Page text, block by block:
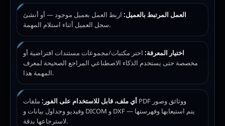
العمل المرتبط بالعميل: اربط العمل بعميل موجود — أو أنشئ
سجل العميل أثناء استلام المهمة.
اختيار المعرفة: اختر مكتبات/مجموعات مستندات افتراضية أو
مخصصة حتى يستخدم الذكاء الاصطناعي المراجع الصحيحة لمعرف
المهمة هذا.
أي ملف، قابل للاستخدام على الفور: ملفات PDF ووثائق وصور
وفيديو وجداول بيانات و DICOM و DXF — يتم استيعابها وفهرستها
لاسترجاعها بدقة.